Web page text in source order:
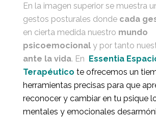
En la imagen superior se muestra
gestos posturales donde cada
en cierta medida nuestro mundo
psicoemocionaly por tanto
ante la vida. En Essentia
Terapéutico te ofrecemos un
herramientas precisas para que
reconocer y cambiar en tu psique
mentales y emocionales